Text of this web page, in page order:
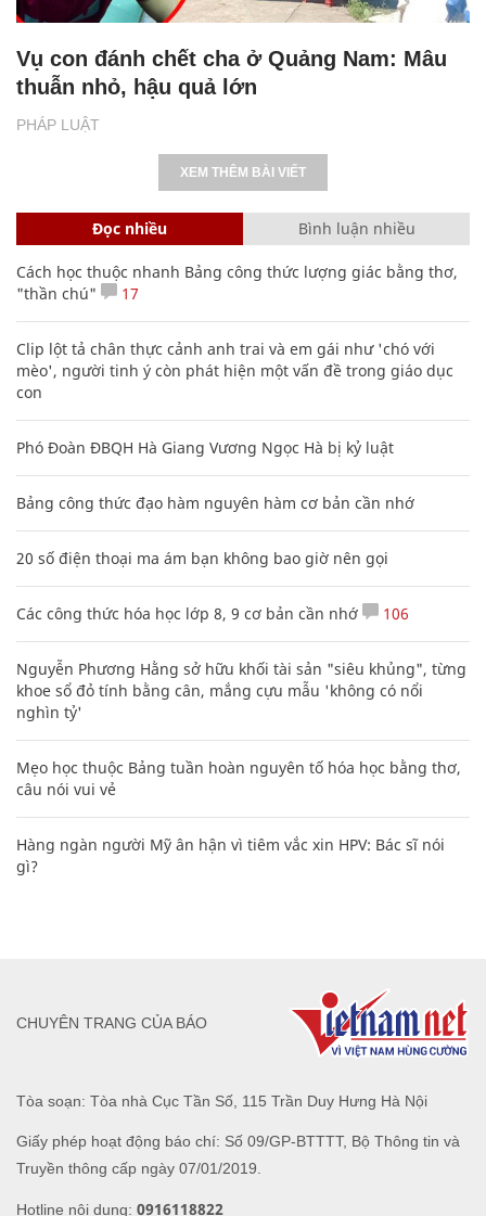
PHÁP LUẬT
Vụ con đánh chết cha ở Quảng Nam: Mâu
thuẫn nhỏ, hậu quả lớn
XEM THÊM BÀI VIẾT
Đọc nhiều Bình luận nhiều
Cách học thuộc nhanh Bảng công thức lượng giác bằng thơ,
"thần chú"
17
Clip lột tả chân thực cảnh anh trai và em gái như 'chó với
mèo', người tinh ý còn phát hiện một vấn đề trong giáo dục
con
Phó Đoàn ĐBQH Hà Giang Vương Ngọc Hà bị kỷ luật
Bảng công thức đạo hàm nguyên hàm cơ bản cần nhớ
20 số điện thoại ma ám bạn không bao giờ nên gọi
Các công thức hóa học lớp 8, 9 cơ bản cần nhớ 106
Nguyễn Phương Hằng sở hữu khối tài sản "siêu khủng", từng
khoe sổ đỏ tính bằng cân, mắng cựu mẫu 'không có nổi
nghìn tỷ'
Mẹo học thuộc Bảng tuần hoàn nguyên tố hóa học bằng thơ,
câu nói vui vẻ
Hàng ngàn người Mỹ ân hận vì tiêm vắc xin HPV: Bác sĩ nói
gì?
Tòa soạn: Tòa nhà Cục Tần Số, 115 Trần Duy Hưng Hà Nội
Giấy phép hoạt động báo chí: Số 09/GP-BTTTT, Bộ Thông tin và
Truyền thông cấp ngày 07/01/2019.
Hotline nội dung: 0916118822
CHUYÊN TRANG CỦA BÁO